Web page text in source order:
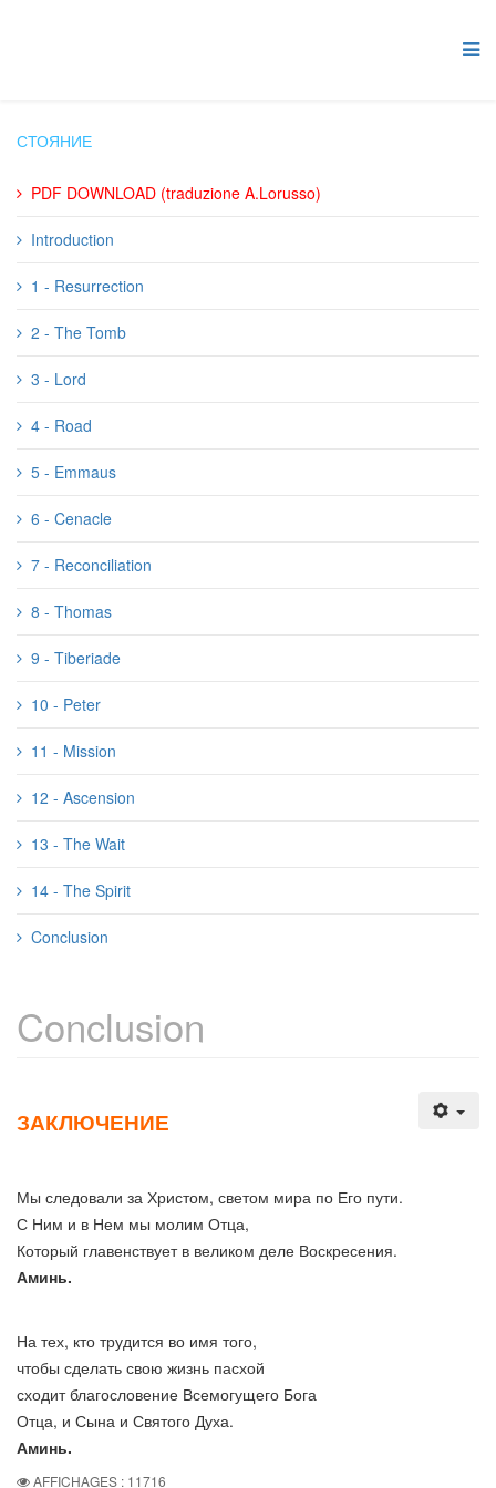
СТОЯНИЕ
PDF DOWNLOAD (traduzione A.Lorusso)
Introduction
1 - Resurrection
2 - The Tomb
3 - Lord
4 - Road
5 - Emmaus
6 - Cenacle
7 - Reconciliation
8 - Thomas
9 - Tiberiade
10 - Peter
11 - Mission
12 - Ascension
13 - The Wait
14 - The Spirit
Conclusion
Conclusion
ЗАКЛЮЧЕНИЕ
Мы следовали за Христом, светом мира по Его пути.
С Ним и в Нем мы молим Отца,
Который главенствует в великом деле Воскресения.
Аминь.
На тех, кто трудится во имя того,
чтобы сделать свою жизнь пасхой
сходит благословение Всемогущего Бога
Отца, и Сына и Святого Духа.
Аминь.
AFFICHAGES : 11716